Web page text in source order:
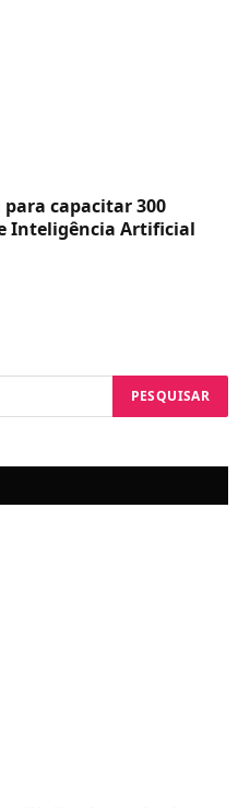
para capacitar 300
Inteligência Artificial